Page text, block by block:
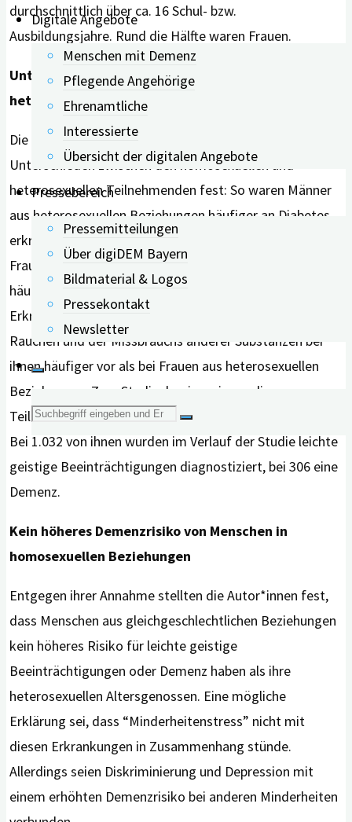
Digitale Angebote
Menschen mit Demenz
Pflegende Angehörige
Ehrenamtliche
Interessierte
Übersicht der digitalen Angebote
Pressebereich
Pressemitteilungen
Über digiDEM Bayern
Bildmaterial & Logos
Pressekontakt
Newsletter
Suche
nach:
durchschnittlich über ca. 16 Schul- bzw.
Ausbildungsjahre. Rund die Hälfte waren Frauen.
Unterschiede zwischen homosexuellen und
heterosexuellen Teilnehmemden
Die Forscher*innen stellten eine Reihe von
Unterschieden zwischen den homosexuellen und
heterosexuellen Teilnehmenden fest: So waren Männer
aus heterosexuellen Beziehungen häufiger an Diabetes
erkrankt als Männer aus homosexuellen Beziehungen.
Frauen aus gleichgeschlechtlichen Beziehungen lebten
häufiger allein und waren stärker von Herz-Kreislauf-
Erkrankungen betroffen. Zudem kam lebenslanges
Rauchen und der Missbrauchs anderer Substanzen bei
ihnen häufiger vor als bei Frauen aus heterosexuellen
Beziehungen. Zum Studienbeginn wiesen die
Teilnehmenden keine geistigen Beeinträchtigungen auf.
Bei 1.032 von ihnen wurden im Verlauf der Studie leichte
geistige Beeinträchtigungen diagnostiziert, bei 306 eine
Demenz.
Kein höheres Demenzrisiko von Menschen in
homosexuellen Beziehungen
Entgegen ihrer Annahme stellten die Autor*innen fest,
dass Menschen aus gleichgeschlechtlichen Beziehungen
kein höheres Risiko für leichte geistige
Beeinträchtigungen oder Demenz haben als ihre
heterosexuellen Altersgenossen. Eine mögliche
Erklärung sei, dass “Minderheitenstress” nicht mit
diesen Erkrankungen in Zusammenhang stünde.
Allerdings seien Diskriminierung und Depression mit
einem erhöhten Demenzrisiko bei anderen Minderheiten